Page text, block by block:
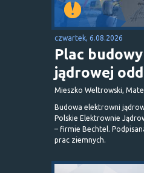
czwartek, 6.08.2026
Plac
jądrowej
Mieszko Weltrowski,
Budowa elektrowni
Polskie Elektrownie
– firmie Bechtel.
prac ziemnych.